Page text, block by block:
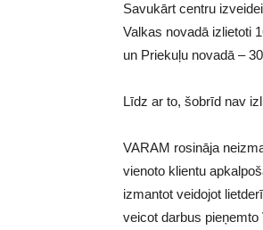
Savukārt centru
Valkas novadā izlietoti
un Priekuļu novadā –
Līdz ar to, šobrīd nav
VARAM rosināja
vienoto klientu
izmantot veidojot
veicot darbus